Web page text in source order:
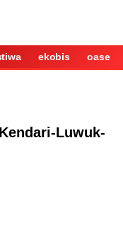
ekobis oase
Luwuk-